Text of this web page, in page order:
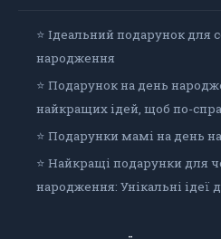
⭐ Ідеальний подарунок для
народження
⭐ Подарунок на день
найкращих ідей, щоб по-
⭐ Подарунки мамі на день
⭐ Найкращі подарунки для
народження: Унікальні ідеї